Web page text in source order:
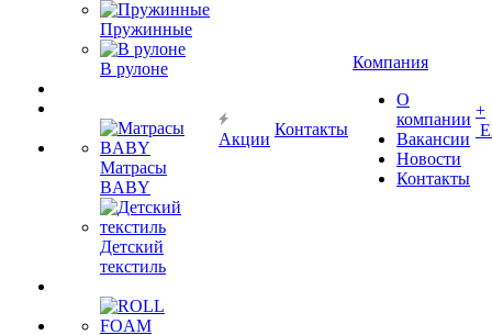
Пружинные
В рулоне
Матрасы
BABY
Детский
текстиль
Акции
Контакты
Компания
О
компании
Вакансии
Новости
Контакты
+